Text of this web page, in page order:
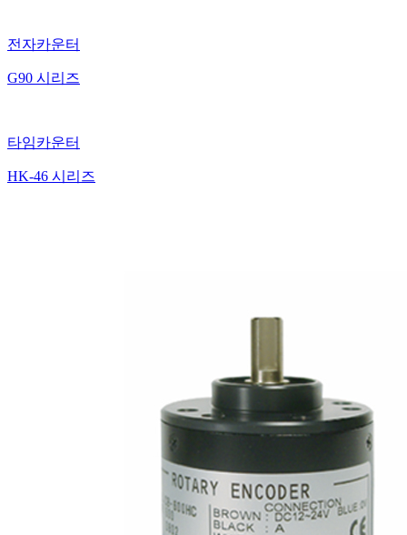
전자카운터
G90 시리즈
타임카운터
HK-46 시리즈